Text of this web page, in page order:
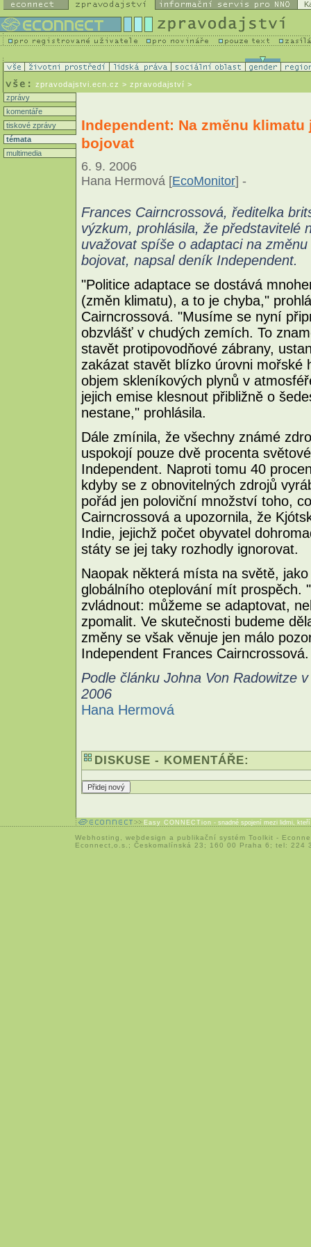
zpravodajstvi.ecn.cz > zpravodajství >
zprávy
komentáře
tiskové zprávy
témata
multimedia
Independent: Na změnu
bojovat
6. 9. 2006
Hana Hermová [EcoMonitor] -
Frances Cairncrossová, ředitelka
výzkum, prohlásila, že představitelé
uvažovat spíše o adaptaci na
bojovat, napsal deník Independent.
"Politice adaptace se dostává
(změn klimatu), a to je chyba,"
Cairncrossová. "Musíme se nyní
obzvlášť v chudých zemích. To
stavět protipovodňové zábrany,
zakázat stavět blízko úrovni mořské
objem skleníkových plynů v
jejich emise klesnout přibližně o
nestane," prohlásila.
Dále zmínila, že všechny známé
uspokojí pouze dvě procenta
Independent. Naproti tomu 40
kdyby se z obnovitelných zdrojů
pořád jen poloviční množství toho,
Cairncrossová a upozornila, že
Indie, jejichž počet obyvatel
státy se jej taky rozhodly ignorovat.
Naopak některá místa na světě,
globálního oteplování mít prospěch.
zvládnout: můžeme se adaptovat,
zpomalit. Ve skutečnosti budeme
změny se však věnuje jen málo
Independent Frances Cairncrossová.
Podle článku Johna Von Radowitze
2006
Hana Hermová
DISKUSE - KOMENTÁŘE:
Easy CONNECTion - snadné spojení mezi lidmi,
Webhosting webdesign a publikační systém Toolkit -
Econnect,o.s.; Českomalínská 23; 160 00 Praha 6; tel: 224